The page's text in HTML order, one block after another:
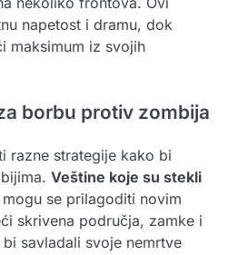
napetost i dramu, dok
maksimum iz svojih
borbu protiv zombija
razne strategije kako bi
Veštine koje su stekli
mogu se prilagoditi novim
skrivena područja, zamke i
savladali svoje nemrtve